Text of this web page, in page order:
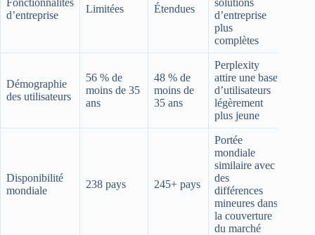
d’entreprise
Limitées Étendues
d’entreprise
plus
complètes
Démographie
des utilisateurs
56 % de
moins de 35
ans
48 % de
moins de
35 ans
Perplexity
attire une base
d’utilisateurs
légèrement
plus jeune
Disponibilité
mondiale
238 pays 245+ pays
Portée
mondiale
similaire avec
des
différences
mineures dans
la couverture
du marché